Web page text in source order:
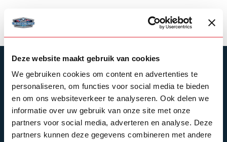
Deze website maakt gebruik van cookies
We gebruiken cookies om content en advertenties te
personaliseren, om functies voor social media te bieden
en om ons websiteverkeer te analyseren. Ook delen we
informatie over uw gebruik van onze site met onze
partners voor social media, adverteren en analyse. Deze
partners kunnen deze gegevens combineren met andere
SUBSCRIBE TO OUR NEWSLETTER
Stay up to date with our latest offers
Schrijf je in